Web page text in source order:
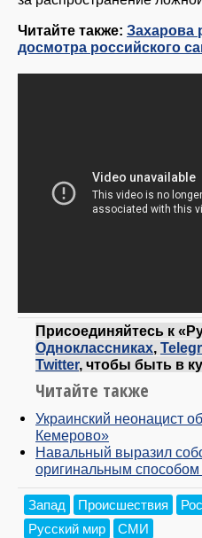
Читайте также: Захарова
досмотра российского
Присоединяйтесь к
Одноклассниках,
Twitter, чтобы быть в
Читайте также
Украинский неонацист
Кемерово»
Навальный выразил
оригинальным
Запад Происшествия
Русский мир
СМИ